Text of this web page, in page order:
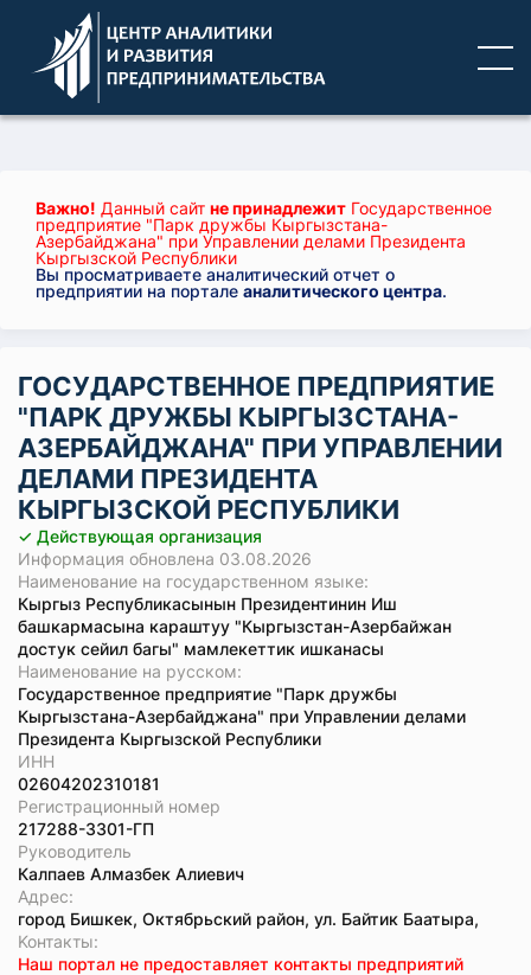
Важно! Данный сайт не принадлежит Государственное
предприятие "Парк дружбы Кыргызстана-
Азербайджана" при Управлении делами Президента
Кыргызской Республики
Вы просматриваете аналитический отчет о
предприятии на портале аналитического центра.
ГОСУДАРСТВЕННОЕ ПРЕДПРИЯТИЕ
"ПАРК ДРУЖБЫ КЫРГЫЗСТАНА-
АЗЕРБАЙДЖАНА" ПРИ УПРАВЛЕНИИ
ДЕЛАМИ ПРЕЗИДЕНТА
КЫРГЫЗСКОЙ РЕСПУБЛИКИ
✓ Действующая организация
Информация обновлена 03.08.2026
Наименование на государственном языке:
Кыргыз Республикасынын Президентинин Иш
башкармасына караштуу "Кыргызстан-Азербайжан
достук сейил багы" мамлекеттик ишканасы
Наименование на русском:
Государственное предприятие "Парк дружбы
Кыргызстана-Азербайджана" при Управлении делами
Президента Кыргызской Республики
ИНН
02604202310181
Регистрационный номер
217288-3301-ГП
Руководитель
Калпаев Алмазбек Алиевич
Адрес:
город Бишкек, Октябрьский район, ул. Байтик Баатыра,
Koнтaкты:
Наш портал не предоставляет контакты предприятий